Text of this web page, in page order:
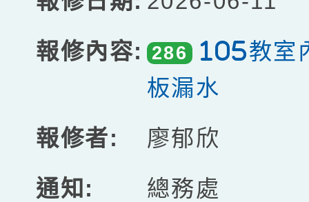
286
105教室
板漏水
廖郁欣
總務處